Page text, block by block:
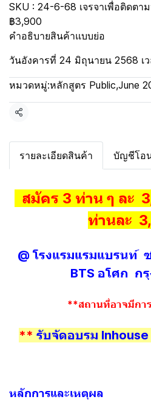
SKU : 24-6-68 เจรจาเพื่อติดตา
฿3,900
คำอธิบายสินค้าแบบย่อ
วันอังคารที่ 24 มิถุนายน 2568 เ
หมวดหมู่:หลักสูตร Public,June
แชร์
รายละเอียดสินค้า บัญชีโอ
สมัคร 3 ท่าน ๆ ละ
ท่านละ
@ โรงแรมแรมแบรนท์
BTS อโศก ก
**สถานที่อาจมีกา
** รับจัดอบรม
หลักการและเหตุผล